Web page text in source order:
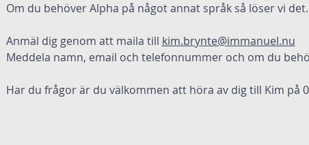
Om du behöver Alpha på något annat språk så löser vi det.
Anmäl dig genom att maila till kim.brynte@immanuel.nu
Meddela namn, email och telefonnummer och om du
Har du frågor är du välkommen att höra av dig till Kim på